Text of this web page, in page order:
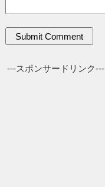
---スポンサードリンク---